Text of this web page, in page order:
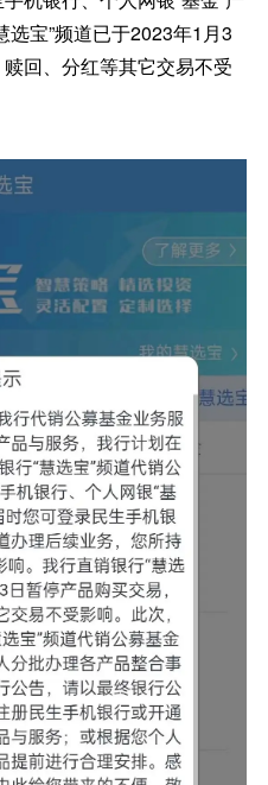
选宝”频道已于2023年1月3
回、分红等其它交易不受